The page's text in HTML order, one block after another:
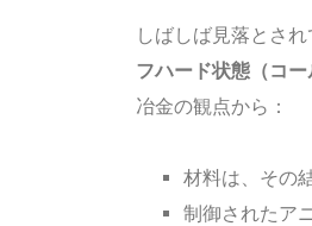
しばしば見落とさ
フハード状態（コー
冶金の観点から：
材料は、その
制御されたア